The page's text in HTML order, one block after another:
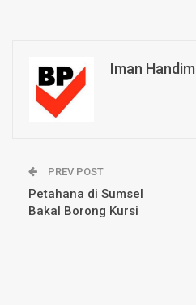
Iman
PREV POST
Petahana di Sumsel
Bakal Borong Kursi